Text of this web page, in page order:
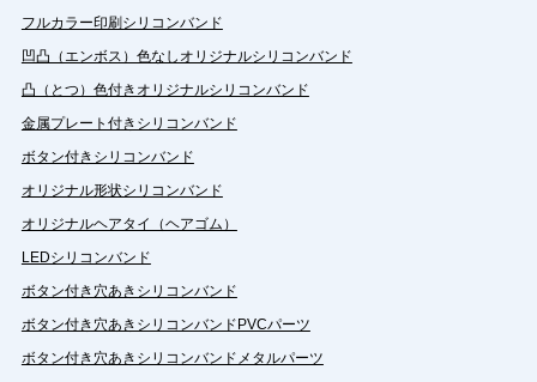
フルカラー印刷シリコンバンド
凹凸（エンボス）色なしオリジナルシリコンバンド
凸（とつ）色付きオリジナルシリコンバンド
金属プレート付きシリコンバンド
ボタン付きシリコンバンド
オリジナル形状シリコンバンド
オリジナルヘアタイ（ヘアゴム）
LEDシリコンバンド
ボタン付き穴あきシリコンバンド
ボタン付き穴あきシリコンバンドPVCパーツ
ボタン付き穴あきシリコンバンドメタルパーツ